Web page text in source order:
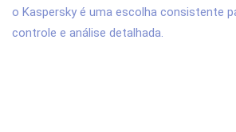
o Kaspersky é uma escolha consistente
controle e análise detalhada.